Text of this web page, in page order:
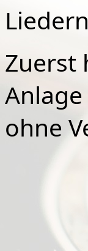
Zuerst
ohne